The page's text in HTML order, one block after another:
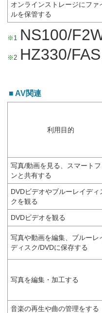
オンラインストレージにファ
ルを保管する
※1 NS100/
※2 HZ330/
■ AV関連
利用目的
写真/動画を見る、スマートフ
ンと共有する
DVDビデオやブルーレイディ
クを観る
DVDビデオを観る
写真や動画を編集、ブルーレ
ディスク/DVDに保存する
写真を編集・加工する
音楽の再生や曲の管理をする